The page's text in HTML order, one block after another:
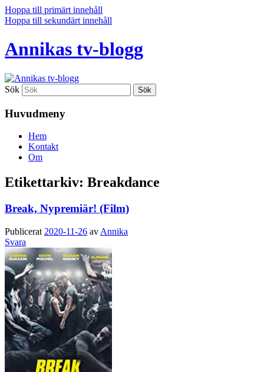
Hoppa till primärt innehåll
Hoppa till sekundärt innehåll
Annikas tv-blogg
Sök
Huvudmeny
Hem
Kontakt
Om
Etikettarkiv: Breakdance
Break, Nypremiär! (Film)
Publicerat 2020-11-26 av Annika
Svara